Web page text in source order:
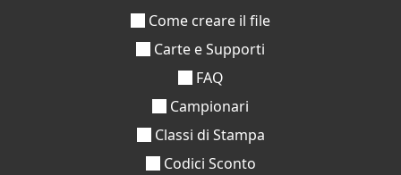
Come creare il file
Carte e Supporti
FAQ
Campionari
Classi di Stampa
Codici Sconto